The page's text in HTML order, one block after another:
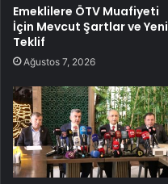
Emeklilere ÖTV Muafiyeti
İçin Mevcut Şartlar ve Yeni
Teklif
Ağustos 7, 2026